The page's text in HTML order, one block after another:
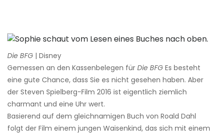
Die BFG | Disney
Gemessen an den Kassenbelegen für Die BFG Es besteht
eine gute Chance, dass Sie es nicht gesehen haben. Aber
der Steven Spielberg-Film 2016 ist eigentlich ziemlich
charmant und eine Uhr wert.
Basierend auf dem gleichnamigen Buch von Roald Dahl
folgt der Film einem jungen Waisenkind, das sich mit einem